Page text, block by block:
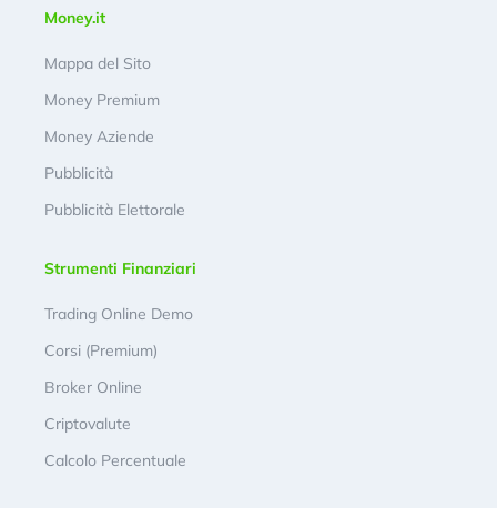
Money.it
Mappa del Sito
Money Premium
Money Aziende
Pubblicità
Pubblicità Elettorale
Strumenti Finanziari
Trading Online Demo
Corsi (Premium)
Broker Online
Criptovalute
Calcolo Percentuale